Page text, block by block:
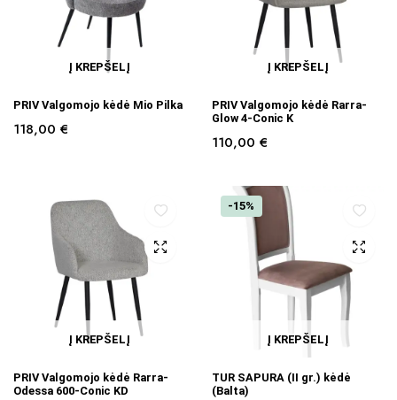
Į KREPŠELĮ
PRIV Valgomojo kėdė Mio Pilka
118,00 €
Į KREPŠELĮ
PRIV Valgomojo kėdė Rarra-
Glow 4-Conic K
110,00 €
Į KREPŠELĮ
PRIV Valgomojo kėdė Rarra-
Odessa 600-Conic KD
-15%
Į KREPŠELĮ
TUR SAPURA (II gr.) kėdė
(Balta)